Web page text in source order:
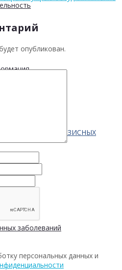
КРИЗИСНЫХ
заболеваний
опубликован.
персональных данных и